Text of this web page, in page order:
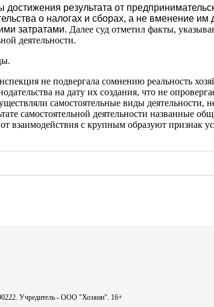
результата от
о налогах и сборах, а не вменение им
затратами. Далее суд отметил факты,
деятельности.
не подвергала сомнению реальность
на дату их создания, что не
самостоятельные виды деятельности,
самостоятельной деятельности названные
взаимодействия с крупным образуют признак
Учредитель - ООО "Хозяин". 16+